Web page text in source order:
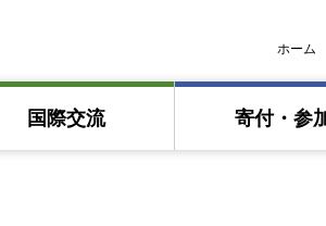
ホーム
国際交流 寄付・参